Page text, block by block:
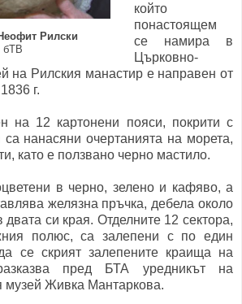
Рилски
бТВ
който
понастоящем
се намира в
Църковно-
на Рилския манастир е направен от
г.
на 12 картонени пояси, покрити с
нанасяни очертанията на морета,
като е ползвано черно мастило.
в черно, зелено и кафяво, а
желязна пръчка, дебела около
си края. Отделните 12 сектора,
полюс, са залепени с по един
се скрият залепените краища на
пред БТА уредникът на
музей Живка Мантаркова.